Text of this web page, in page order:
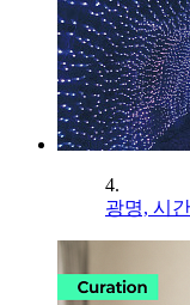
4.
광명, 시